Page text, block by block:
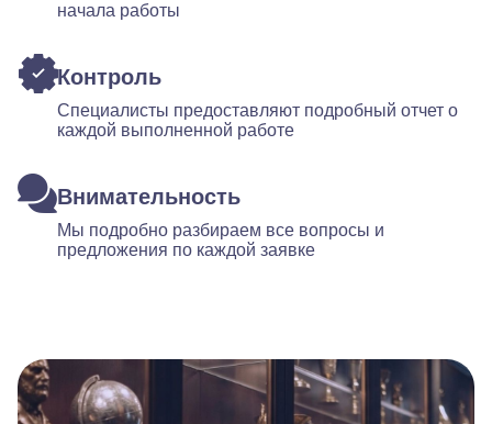
начала работы
Контроль
Специалисты предоставляют подробный отчет о
каждой выполненной работе
Внимательность
Мы подробно разбираем все вопросы и
предложения по каждой заявке